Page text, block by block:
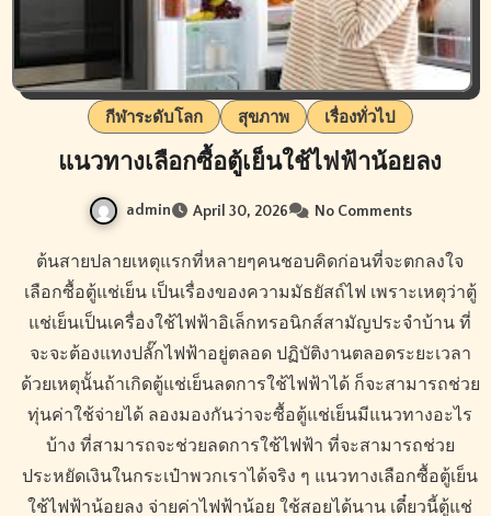
กีฬาระดับโลก สุขภาพ เรื่องทั่วไป
แนวทางเลือกซื้อตู้เย็นใช้ไฟฟ้าน้อยลง
admin April 30, 2026 No Comments
ต้นสายปลายเหตุแรกที่หลายๆคนชอบคิดก่อนที่จะตกลงใจ
เลือกซื้อตู้แช่เย็น เป็นเรื่องของความมัธยัสถ์ไฟ เพราะเหตุว่าตู้
แช่เย็นเป็นเครื่องใช้ไฟฟ้าอิเล็กทรอนิกส์สามัญประจำบ้าน ที่
จะจะต้องแทงปลั๊กไฟฟ้าอยู่ตลอด ปฏิบัติงานตลอดระยะเวลา
ด้วยเหตุนั้นถ้าเกิดตู้แช่เย็นลดการใช้ไฟฟ้าได้ ก็จะสามารถช่วย
ทุ่นค่าใช้จ่ายได้ ลองมองกันว่าจะซื้อตู้แช่เย็นมีแนวทางอะไร
บ้าง ที่สามารถจะช่วยลดการใช้ไฟฟ้า ที่จะสามารถช่วย
ประหยัดเงินในกระเป๋าพวกเราได้จริง ๆ แนวทางเลือกซื้อตู้เย็น
ใช้ไฟฟ้าน้อยลง จ่ายค่าไฟฟ้าน้อย ใช้สอยได้นาน เดี๋ยวนี้ตู้แช่